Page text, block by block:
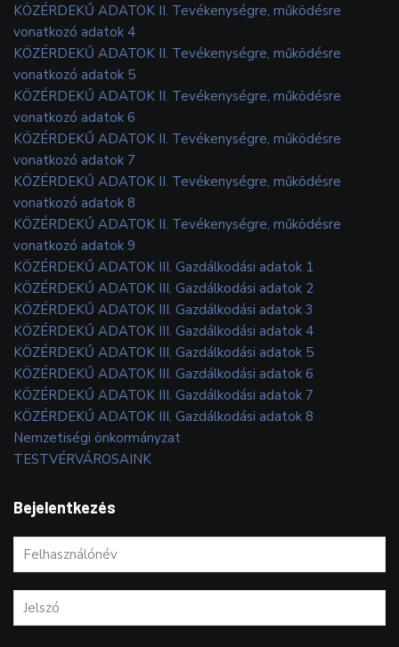
KÖZÉRDEKŰ ADATOK II. Tevékenységre, működésre
vonatkozó adatok 4
KÖZÉRDEKŰ ADATOK II. Tevékenységre, működésre
vonatkozó adatok 5
KÖZÉRDEKŰ ADATOK II. Tevékenységre, működésre
vonatkozó adatok 6
KÖZÉRDEKŰ ADATOK II. Tevékenységre, működésre
vonatkozó adatok 7
KÖZÉRDEKŰ ADATOK II. Tevékenységre, működésre
vonatkozó adatok 8
KÖZÉRDEKŰ ADATOK II. Tevékenységre, működésre
vonatkozó adatok 9
KÖZÉRDEKŰ ADATOK III. Gazdálkodási adatok 1
KÖZÉRDEKŰ ADATOK III. Gazdálkodási adatok 2
KÖZÉRDEKŰ ADATOK III. Gazdálkodási adatok 3
KÖZÉRDEKŰ ADATOK III. Gazdálkodási adatok 4
KÖZÉRDEKŰ ADATOK III. Gazdálkodási adatok 5
KÖZÉRDEKŰ ADATOK III. Gazdálkodási adatok 6
KÖZÉRDEKŰ ADATOK III. Gazdálkodási adatok 7
KÖZÉRDEKŰ ADATOK III. Gazdálkodási adatok 8
Nemzetiségi önkormányzat
TESTVÉRVÁROSAINK
Bejelentkezés